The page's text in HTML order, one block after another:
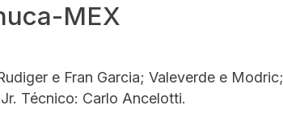
MEX
e Fran Garcia; Valeverde e Modric;
Técnico: Carlo Ancelotti.